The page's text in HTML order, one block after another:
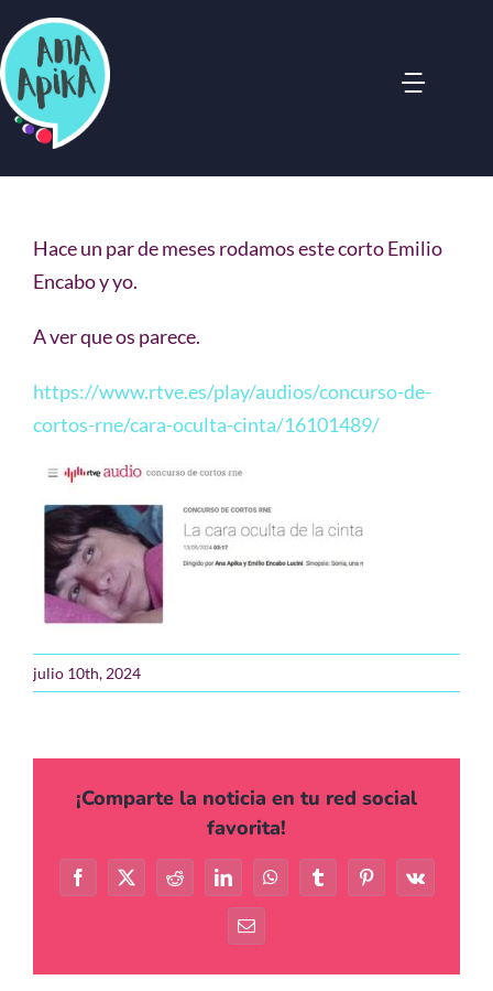
Saltar
al
contenido
Agenda
Hace un par de meses rodamos este corto Emilio
Encabo y yo.
A ver que os parece.
https://www.rtve.es/play/audios/concurso-de-
cortos-rne/cara-oculta-cinta/16101489/
julio 10th, 2024
¡Comparte la noticia en tu red social
favorita!
Facebook
X RedditLinkedInWhatsAppTumblrPinterest
Vk
Correo
electrónico